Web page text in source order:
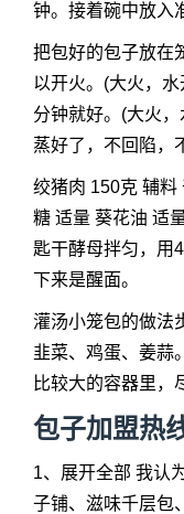
钟。接着碗中放入
把包好的包子放在
以开火。(大火，
分钟就好。(大火
蒸好了，不回陷，
绞猪肉 150克 辅料
糖 适量 葵花油 适
匙干酵母拌匀，用
下来是醒面。
灌汤小笼包的做法
韭菜、鸡蛋、姜蒜
比较大的容器里，
包子加盟热
1、展开全部 我认
子铺、滋味千层包